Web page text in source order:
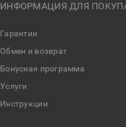
ИНФОРМАЦИЯ ДЛЯ
Гарантии
Обмен и возврат
Бонусная программа
Услуги
Инструкции